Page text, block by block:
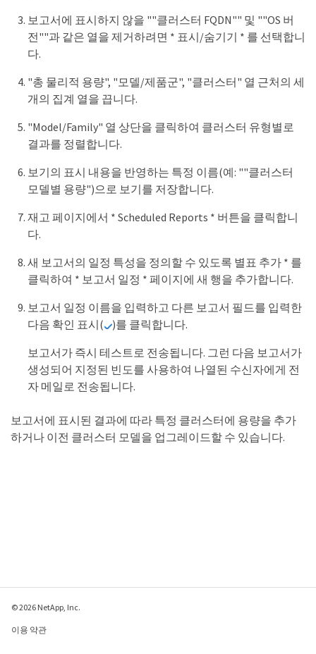
보고서에 표시하지 않을 ""클러스터 FQDN"" 및 ""OS 버
전""과 같은 열을 제거하려면 * 표시/숨기기 * 를 선택합니
다.
"총 물리적 용량", "모델/제품군", "클러스터" 열 근처의 세
개의 집계 열을 끕니다.
"Model/Family" 열 상단을 클릭하여 클러스터 유형별로
결과를 정렬합니다.
보기의 표시 내용을 반영하는 특정 이름(예: ""클러스터
모델별 용량")으로 보기를 저장합니다.
재고 페이지에서 * Scheduled Reports * 버튼을 클릭합니
다.
새 보고서의 일정 특성을 정의할 수 있도록 별표 추가 * 를
클릭하여 * 보고서 일정 * 페이지에 새 행을 추가합니다.
보고서 일정 이름을 입력하고 다른 보고서 필드를 입력한
다음 확인 표시(
)를 클릭합니다.
보고서가 즉시 테스트로 전송됩니다. 그런 다음 보고서가
생성되어 지정된 빈도를 사용하여 나열된 수신자에게 전
자 메일로 전송됩니다.
보고서에 표시된 결과에 따라 특정 클러스터에 용량을 추가
하거나 이전 클러스터 모델을 업그레이드할 수 있습니다.
© 2026 NetApp, Inc.
이용 약관